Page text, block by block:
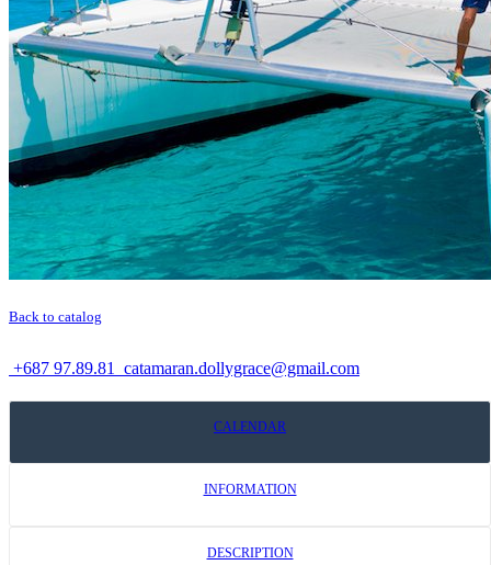
Back to catalog
+687 97.89.81 catamaran.dollygrace@gmail.com
CALENDAR
INFORMATION
DESCRIPTION